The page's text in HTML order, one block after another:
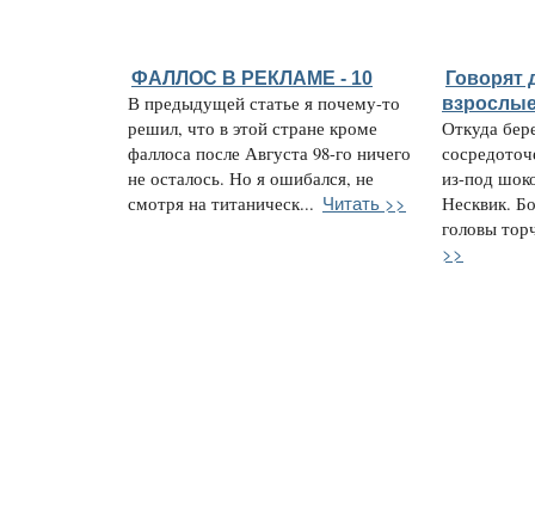
ФАЛЛОС В РЕКЛАМЕ - 10
В предыдущей статье я почему-то
решил, что в этой стране кроме
фаллоса после Августа 98-го ничего
не осталось. Но я ошибался, не
смотря на титаническ... Читать >>
Говорят
Откуда
из-под
Несквик.
головы
>>